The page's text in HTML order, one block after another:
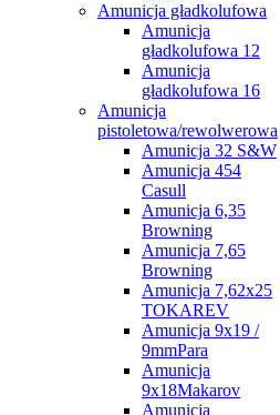
Amunicja gładkolufowa
Amunicja
gładkolufowa 12
Amunicja
gładkolufowa 16
Amunicja
pistoletowa/rewolwerowa
Amunicja 32 S&W
Amunicja 454
Casull
Amunicja 6,35
Browning
Amunicja 7,65
Browning
Amunicja 7,62x25
TOKAREV
Amunicja 9x19 /
9mmPara
Amunicja
9x18Makarov
Amunicja